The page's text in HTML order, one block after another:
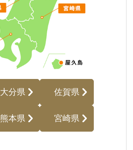
大分県 佐賀県
熊本県 宮崎県